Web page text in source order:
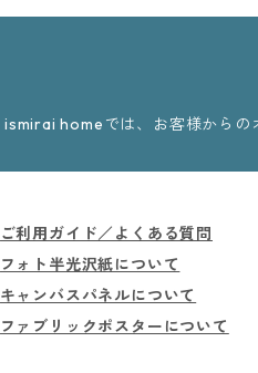
ismirai homeでは、お客様からの
ご利用ガイド／よくある質問
フォト半光沢紙について
キャンバスパネルについて
ファブリックポスターについて